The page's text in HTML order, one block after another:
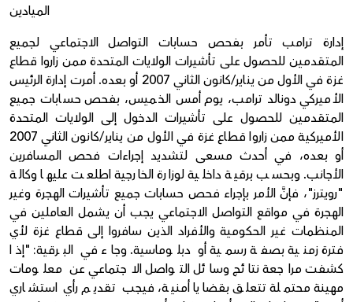
الميادين
إدارة ترامب تأمر بفحص حسابات التواصل الاجتماعي لجميع
المتقدمين للحصول على تأشيرات الولايات المتحدة ممن زاروا قطاع
غزة في الأول من يناير/كانون الثاني 2007 أو بعده. أمرت إدارة الرئيس
الأميركي دونالد ترامب، يوم أمس الخميس، بفحص حسابات جميع
المتقدمين للحصول على تأشيرات الدخول إلى الولايات المتحدة
الأميركية ممن زاروا قطاع غزة في الأول من يناير/كانون الثاني 2007
أو بعده، في أحدث مسعى لتشديد إجراءات فحص المسافرين
الأجانب. وبحسب برقية داخلية لوزارة الخارجية اطلعت عليها وكالة
"رويترز"، فإنَّ الأمر بإجراء فحص حسابات جميع تأشيرات الهجرة وغير
الهجرة في مواقع التواصل الاجتماعي يجب أن يشمل العاملين في
المنظمات غير الحكومية والأفراد الذين سافروا إلى قطاع غزة لأي
فترة زمنية بصفة رسمية أو دبلوماسية. وجاء في البرقية: "إذا
كشفت مراجعة نتائج وسائل التواصل الاجتماعي عن معلومات
مهينة محتملة تتعلق بقضايا أمنية، فيجب تقديم رأي استشاري